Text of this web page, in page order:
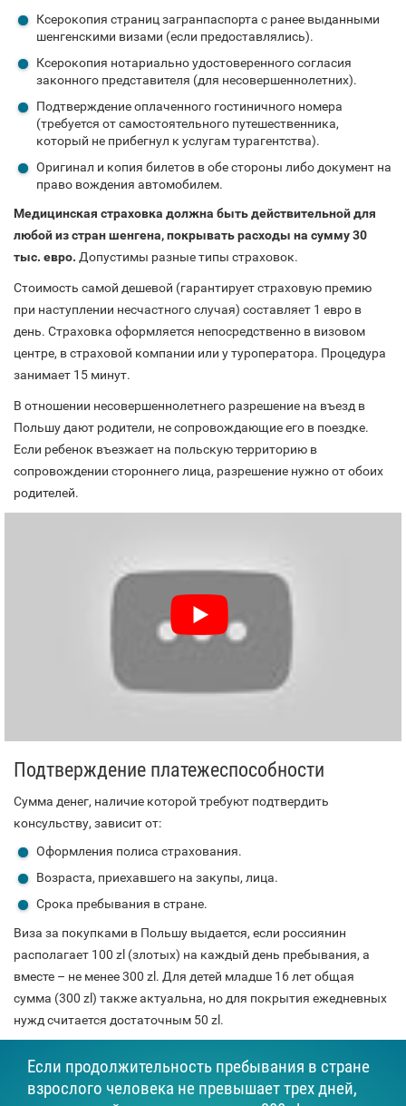
Ксерокопия страниц загранпаспорта с ранее выданными
шенгенскими визами (если предоставлялись).
Ксерокопия нотариально удостоверенного согласия
законного представителя (для несовершеннолетних).
Подтверждение оплаченного гостиничного номера
(требуется от самостоятельного путешественника,
который не прибегнул к услугам турагентства).
Оригинал и копия билетов в обе стороны либо документ на
право вождения автомобилем.
Медицинская страховка должна быть действительной для
любой из стран шенгена, покрывать расходы на сумму 30
тыс. евро. Допустимы разные типы страховок.
Стоимость самой дешевой (гарантирует страховую премию
при наступлении несчастного случая) составляет 1 евро в
день. Страховка оформляется непосредственно в визовом
центре, в страховой компании или у туроператора. Процедура
занимает 15 минут.
В отношении несовершеннолетнего разрешение на въезд в
Польшу дают родители, не сопровождающие его в поездке.
Если ребенок въезжает на польскую территорию в
сопровождении стороннего лица, разрешение нужно от обоих
родителей.
Подтверждение платежеспособности
Сумма денег, наличие которой требуют подтвердить
консульству, зависит от:
Оформления полиса страхования.
Возраста, приехавшего на закупы, лица.
Срока пребывания в стране.
Виза за покупками в Польшу выдается, если россиянин
располагает 100 zl (злотых) на каждый день пребывания, а
вместе – не менее 300 zl. Для детей младше 16 лет общая
сумма (300 zl) также актуальна, но для покрытия ежедневных
нужд считается достаточным 50 zl.
Если продолжительность пребывания в стране
взрослого человека не превышает трех дней,